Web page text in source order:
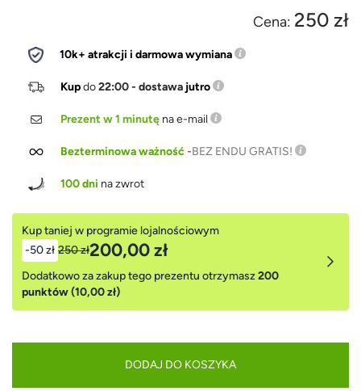
Cena: 250 zł
10k+ atrakcji i darmowa wymiana
Kupdo22:00 - dostawa jutro
Prezent w 1 minutę na e-mail
Bezterminowa ważność-BEZ ENDU GRATIS!
100 dni na zwrot
Kup taniej w programie lojalnościowym
-50 zł 250 zł200,00 zł
Dodatkowo za zakup tego prezentu otrzymasz200
punktów (10,00 zł)
DODAJ DO KOSZYKA